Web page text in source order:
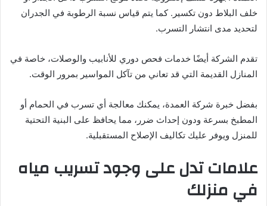
خلف البلاط دون تكسير. كما يتم قياس نسبة الرطوبة في الجدران
لتحديد مدى انتشار التسرب.
تقدم الشركة أيضًا خدمات فحص دوري للأنابيب والوصلات، خاصة في
المنازل القديمة التي قد تعاني من تآكل المواسير بمرور الوقت.
بفضل خبرة شركة العمدة، يمكنك معالجة أي تسرب في الحمام أو
المطبخ بسرعة ودون إحداث ضرر، مما يحافظ على البنية التحتية
للمنزل ويوفر عليك تكاليف الإصلاح المستقبلية.
علامات تدل على وجود تسريب مياه
في منزلك